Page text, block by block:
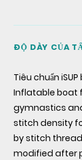
ĐỘ DÀY CỦA
Tiêu chuẩn
Inflatable boat
gymnastics
stitch density
by stitch
modified after